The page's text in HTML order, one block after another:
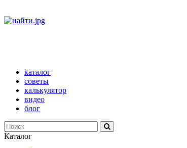
каталог
советы
калькулятор
видео
блог
Каталог